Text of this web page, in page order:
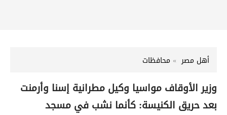
أهل مصر محافظات
وزير الأوقاف مواسيا وكيل مطرانية إسنا وأرمنت
بعد حريق الكنيسة: كأنما نشب في مسجد